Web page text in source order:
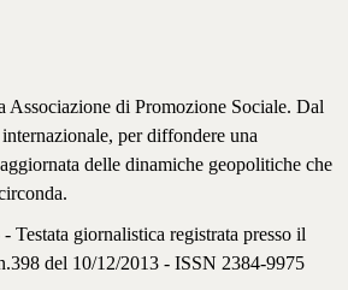
Associazione di Promozione Sociale. Dal
per diffondere una
delle dinamiche geopolitiche che
Testata giornalistica registrata presso il
del 10/12/2013 - ISSN 2384-9975